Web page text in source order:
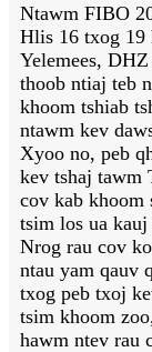
Ntawm FIBO
Hlis 16 txog 19
Yelemees,
thoob ntiaj teb
khoom tshiab
ntawm kev
Xyoo no, peb
kev tshaj tawm
cov kab khoom
tsim los ua
Nrog rau cov
ntau yam qauv
txog peb txoj
tsim khoom
hawm ntev rau